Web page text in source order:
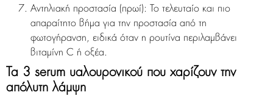
Αντηλιακή προστασία (πρωί):
Το τελευταίο και πιο
απαραίτητο βήμα για την προστασία από τη
φωτογήρανση, ειδικά όταν η ρουτίνα περιλαμβάνει
βιταμίνη C ή οξέα.
Τα 3 serum υαλουρονικού που χαρίζουν την
απόλυτη λάμψη